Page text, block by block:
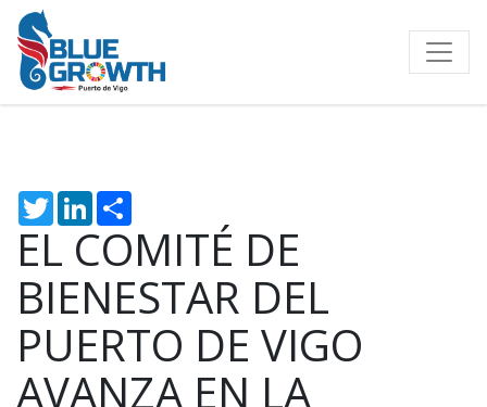
TwitterLinkedIn
EL COMITÉ DE
BIENESTAR DEL
PUERTO DE VIGO
AVANZA EN LA